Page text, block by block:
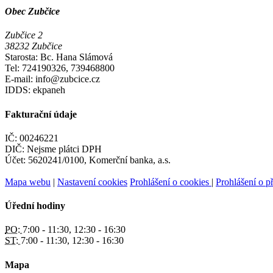
Obec Zubčice
Zubčice 2
38232 Zubčice
Starosta: Bc. Hana Slámová
Tel: 724190326, 739468800
E-mail: info@zubcice.cz
IDDS: ekpaneh
Fakturační údaje
IČ: 00246221
DIČ: Nejsme plátci DPH
Účet: 5620241/0100, Komerční banka, a.s.
Mapa webu | Nastavení cookies Prohlášení o cookies | Prohlášení o
Úřední hodiny
PO: 7:00 - 11:30, 12:30 - 16:30
ST: 7:00 - 11:30, 12:30 - 16:30
Mapa